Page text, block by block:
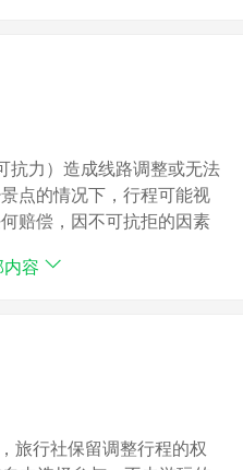
人 免票退40元/人
抗力）造成线路调整或无法
点的情况下，行程可能视
赔偿，因不可抗拒的因素
、住房无自然单间，若出现
房差。如客人是外宾，请
军官证、记者证、残疾证
退还。4、在游览过程中游
容
旅行社保留调整行程的权